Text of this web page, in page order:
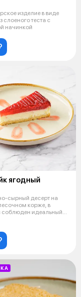
изделие в виде
слоеного теста с
начинкой
ягодный
сырный десерт на
корже, в
соблюден идеальный